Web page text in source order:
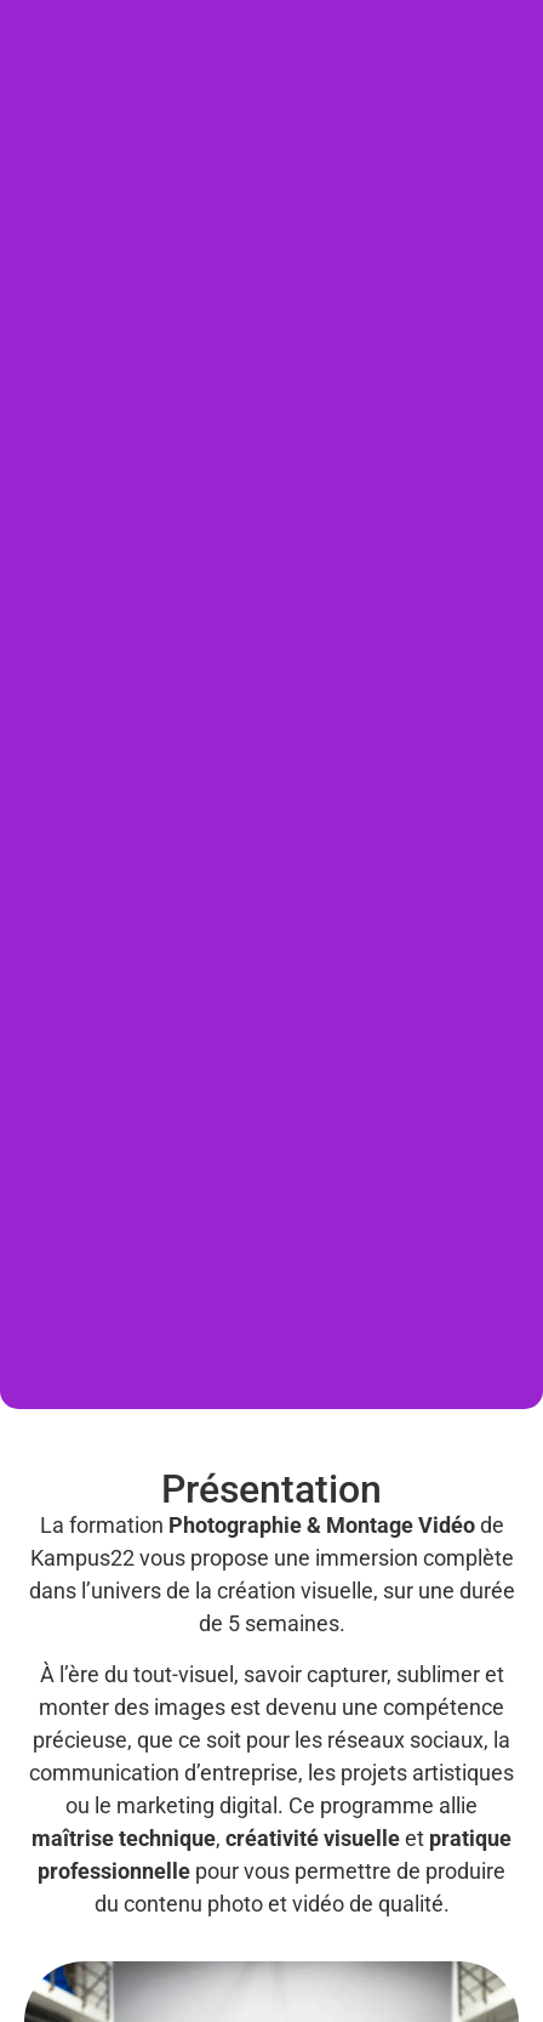
Présentation
La formation Photographie & Montage Vidéode
Kampus22 vous propose une immersion complète
dans l’univers de la création visuelle, sur une durée
de 5 semaines.
À l’ère du tout-visuel, savoir capturer, sublimer et
monter des images est devenu une compétence
précieuse, que ce soit pour les réseaux sociaux, la
communication d’entreprise, les projets artistiques
ou le marketing digital. Ce programme allie
maîtrise technique, créativité visuelleet pratique
professionnelle pour vous permettre de produire
du contenu photo et vidéo de qualité.